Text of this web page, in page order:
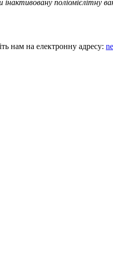
поліомієлітну
нам на електронну адресу: